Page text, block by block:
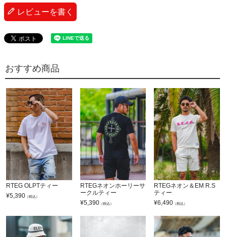
レビューを書く
おすすめ商品
RTEG OLPTティー
¥5,390 （税込）
RTEGネオンホーリーサ
ークルティー
¥5,390（税込）
RTEGネオン＆EM R.S
ティー
¥6,490 （税込）